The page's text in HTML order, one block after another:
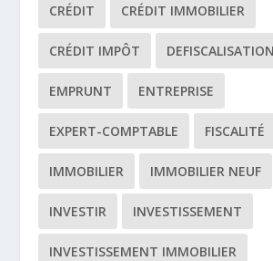
CRÉDIT CRÉDIT IMMOBILIER
CRÉDIT IMPÔT DEFISCALISATION
EMPRUNT ENTREPRISE
EXPERT-COMPTABLE FISCALITÉ
IMMOBILIER IMMOBILIER NEUF
INVESTIR INVESTISSEMENT
INVESTISSEMENT IMMOBILIER